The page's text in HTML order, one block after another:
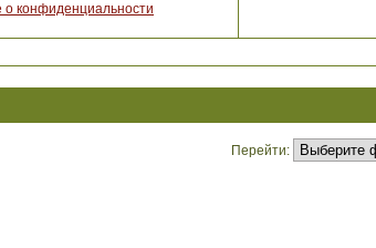
конфиденциальности
Перейти: